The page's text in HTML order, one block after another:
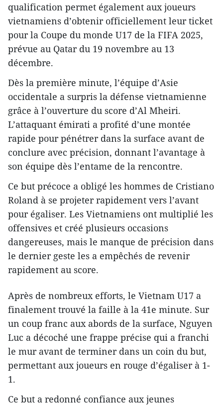
qualification permet également aux joueurs
vietnamiens d’obtenir officiellement leur ticket
pour la Coupe du monde U17 de la FIFA 2025,
prévue au Qatar du 19 novembre au 13
décembre.
Dès la première minute, l’équipe d’Asie
occidentale a surpris la défense vietnamienne
grâce à l’ouverture du score d’Al Mheiri.
L’attaquant émirati a profité d’une montée
rapide pour pénétrer dans la surface avant de
conclure avec précision, donnant l’avantage à
son équipe dès l’entame de la rencontre.
Ce but précoce a obligé les hommes de Cristiano
Roland à se projeter rapidement vers l’avant
pour égaliser. Les Vietnamiens ont multiplié les
offensives et créé plusieurs occasions
dangereuses, mais le manque de précision dans
le dernier geste les a empêchés de revenir
rapidement au score.
Après de nombreux efforts, le Vietnam U17 a
finalement trouvé la faille à la 41e minute. Sur
un coup franc aux abords de la surface, Nguyen
Luc a décoché une frappe précise qui a franchi
le mur avant de terminer dans un coin du but,
permettant aux joueurs en rouge d’égaliser à 1-
1.
Ce but a redonné confiance aux jeunes